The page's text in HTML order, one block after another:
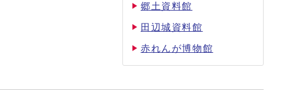
郷土資料館
田辺城資料館
赤れんが博物館